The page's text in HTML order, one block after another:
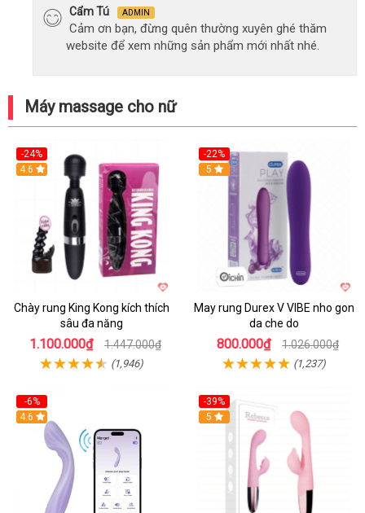
Cẩm Tú ADMIN
Cảm ơn bạn, đừng quên thường xuyên ghé thăm
website để xem những sản phẩm mới nhất nhé.
Máy massage cho nữ
-24%
4.6
Chày rung King Kong kích thích
sâu đa năng
1.100.000₫ 1.447.000₫
(1,946)
-22%
Hot
5
May rung Durex V VIBE nho gon
da che do
800.000₫ 1.026.000₫
(1,237)
-6%
4.6
-39%
Hot
5